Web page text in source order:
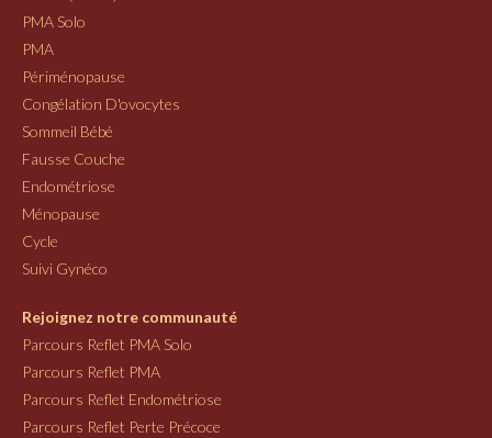
PMA Solo
PMA
Périménopause
Congélation D'ovocytes
Sommeil Bébé
Fausse Couche
Endométriose
Ménopause
Cycle
Suivi Gynéco
Rejoignez notre communauté
Parcours Reflet PMA Solo
Parcours Reflet PMA
Parcours Reflet Endométriose
Parcours Reflet Perte Précoce